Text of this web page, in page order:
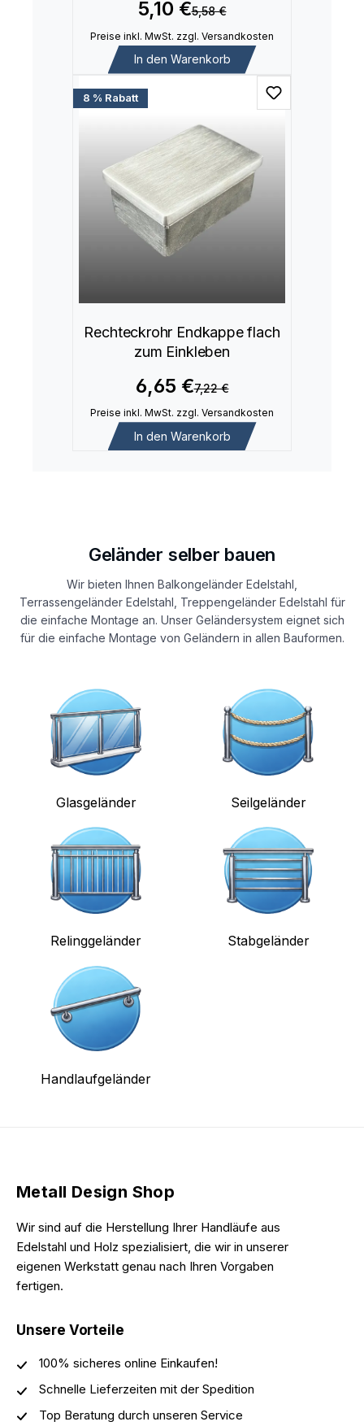
5,10 €5,58 €
Preise inkl. MwSt. zzgl. Versandkosten
In den Warenkorb
8 % Rabatt
Rechteckrohr Endkappe flach
zum Einkleben
6,65 €7,22 €
Preise inkl. MwSt. zzgl. Versandkosten
In den Warenkorb
Geländer selber bauen
Wir bieten Ihnen Balkongeländer Edelstahl,
Terrassengeländer Edelstahl, Treppengeländer Edelstahl für
die einfache Montage an. Unser Geländersystem eignet sich
für die einfache Montage von Geländern in allen Bauformen.
Glasgeländer Seilgeländer
Relinggeländer Stabgeländer
Handlaufgeländer
Metall Design Shop
Wir sind auf die Herstellung Ihrer Handläufe aus
Edelstahl und Holz spezialisiert, die wir in unserer
eigenen Werkstatt genau nach Ihren Vorgaben
fertigen.
Unsere Vorteile
100% sicheres online Einkaufen!
Schnelle Lieferzeiten mit der Spedition
Top Beratung durch unseren Service